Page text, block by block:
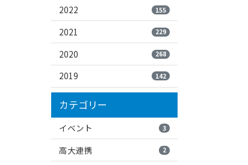
2022 155
2021 229
2020 268
2019 142
カテゴリー
イベント 3
高大連携 2